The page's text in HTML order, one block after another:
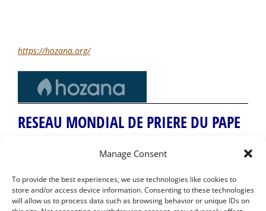
Manage Consent
To provide the best experiences, we use technologies like cookies to
store and/or access device information. Consenting to these technologies
will allow us to process data such as browsing behavior or unique IDs on
https://hozana.org/
RESEAU MONDIAL DE PRIERE DU PAPE
Réseau Mondial de Prière du Pape
https://www.prieraucoeurdumonde.net/